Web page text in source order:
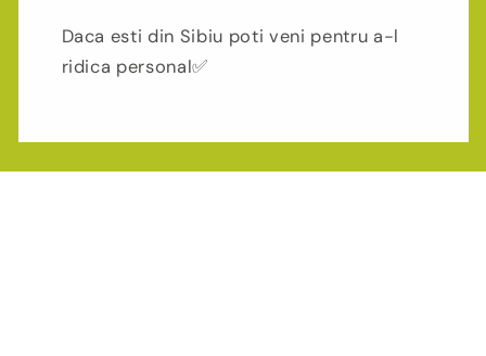
Daca esti din Sibiu poti veni pentru a-l
ridica personal✅